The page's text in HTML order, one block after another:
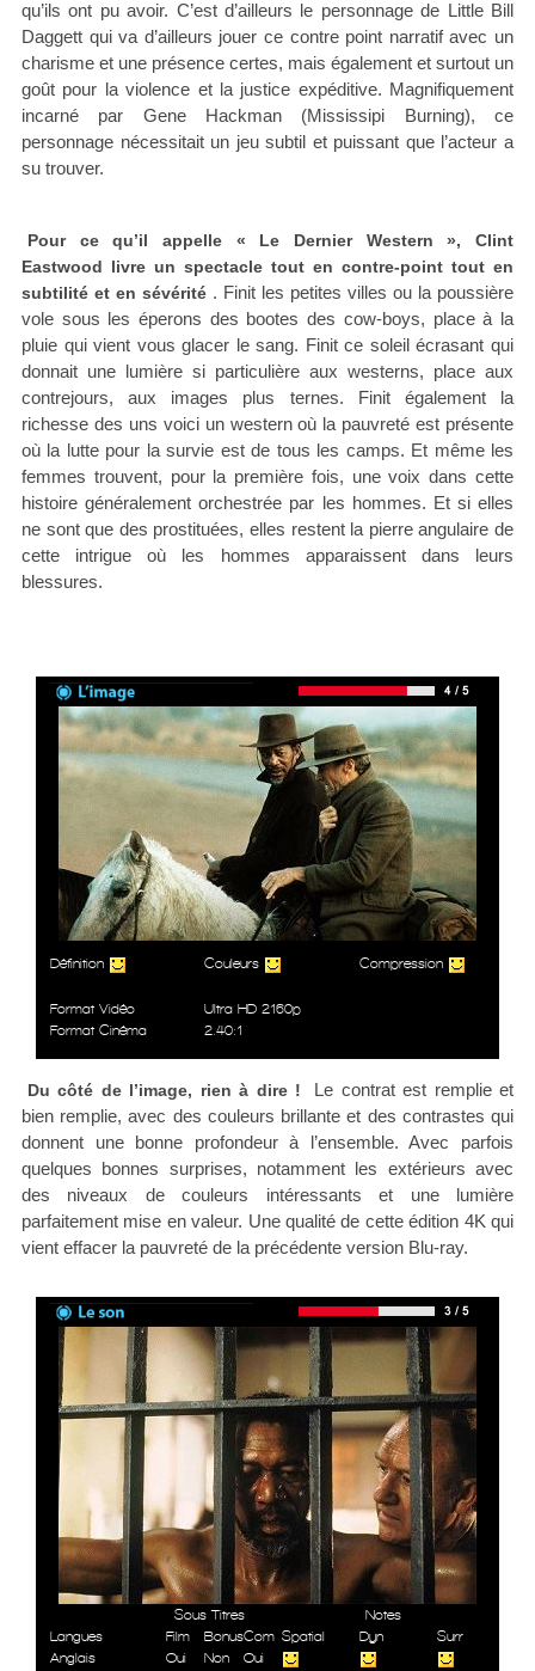
qu’ils ont pu avoir. C’est d’ailleurs le personnage de Little Bill
Daggett qui va d’ailleurs jouer ce contre point narratif avec un
charisme et une présence certes, mais également et surtout un
goût pour la violence et la justice expéditive. Magnifiquement
incarné par Gene Hackman (Mississipi Burning), ce
personnage nécessitait un jeu subtil et puissant que l’acteur a
su trouver.
Pour ce qu’il appelle « Le Dernier Western », Clint
Eastwood livre un spectacle tout en contre-point tout en
subtilité et en sévérité . Finit les petites villes ou la poussière
vole sous les éperons des bootes des cow-boys, place à la
pluie qui vient vous glacer le sang. Finit ce soleil écrasant qui
donnait une lumière si particulière aux westerns, place aux
contrejours, aux images plus ternes. Finit également la
richesse des uns voici un western où la pauvreté est présente
où la lutte pour la survie est de tous les camps. Et même les
femmes trouvent, pour la première fois, une voix dans cette
histoire généralement orchestrée par les hommes. Et si elles
ne sont que des prostituées, elles restent la pierre angulaire de
cette intrigue où les hommes apparaissent dans leurs
blessures.
Définition Couleurs Compression
Format Vidéo
Ultra HD 2160p
Format Cinéma
2.40:1
Du côté de l’image, rien à dire !
Le contrat est remplie et
bien remplie, avec des couleurs brillante et des contrastes qui
donnent une bonne profondeur à l’ensemble. Avec parfois
quelques bonnes surprises, notamment les extérieurs avec
des niveaux de couleurs intéressants et une lumière
parfaitement mise en valeur. Une qualité de cette édition 4K qui
vient effacer la pauvreté de la précédente version Blu-ray.
Sous Titres
Notes
Langues
Film BonusCom Spatial Dyn
Surr
Anglais
Oui Non
Oui